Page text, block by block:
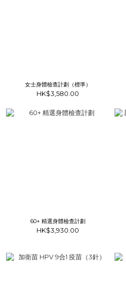
女士身體檢查計劃（標準）
HK$3,580.00
60+ 精選身體檢查計劃
HK$3,930.00